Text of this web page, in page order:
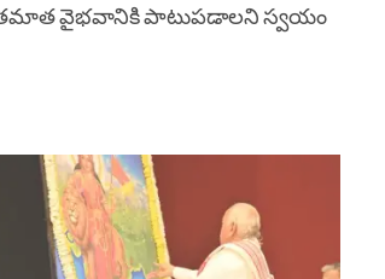
భారతమాత వైభవానికి పాటుపడాలని స్వయం